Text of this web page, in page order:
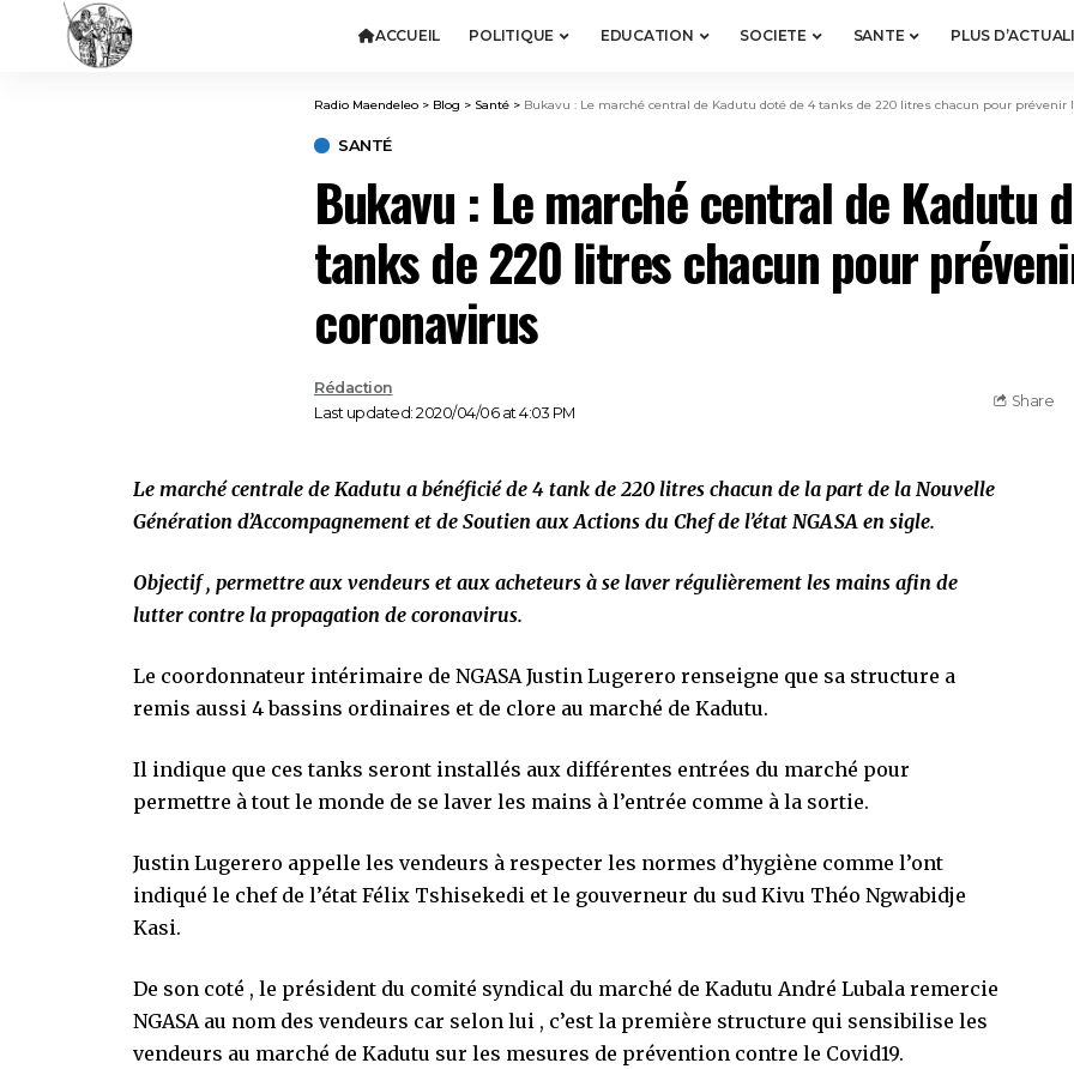
ACCUEIL POLITIQUE EDUCATION SOCIETE SANTE PLUS
Radio Maendeleo > Blog > Santé > Bukavu : Le marché central de Kadutu doté de 4 tanks de 220 litres chacun pour prévenir
SANTÉ
Bukavu : Le marché central de Kadutu
tanks de 220 litres chacun pour
coronavirus
Last updated: 2020/04/06 at 4:03 PM
Rédaction
Share
Le marché centrale de Kadutu a bénéficié de 4 tank de 220 litres chacun de la part de la Nouvelle
Génération d’Accompagnement et de Soutien aux Actions du Chef de l’état NGASA en sigle.
Objectif , permettre aux vendeurs et aux acheteurs à se laver régulièrement les mains afin de
lutter contre la propagation de coronavirus.
Le coordonnateur intérimaire de NGASA Justin Lugerero renseigne que sa structure a
remis aussi 4 bassins ordinaires et de clore au marché de Kadutu.
Il indique que ces tanks seront installés aux différentes entrées du marché pour
permettre à tout le monde de se laver les mains à l’entrée comme à la sortie.
Justin Lugerero appelle les vendeurs à respecter les normes d’hygiène comme l’ont
indiqué le chef de l’état Félix Tshisekedi et le gouverneur du sud Kivu Théo Ngwabidje
Kasi.
De son coté , le président du comité syndical du marché de Kadutu André Lubala remercie
NGASA au nom des vendeurs car selon lui , c’est la première structure qui sensibilise les
vendeurs au marché de Kadutu sur les mesures de prévention contre le Covid19.